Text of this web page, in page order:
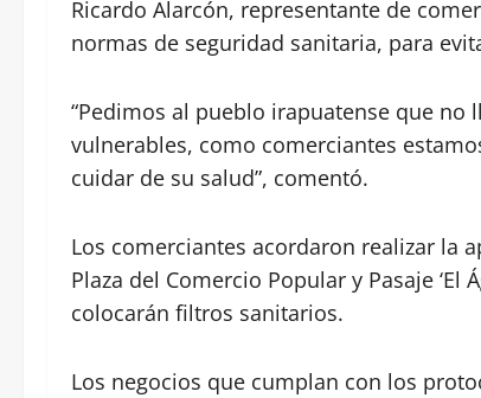
Ricardo Alarcón, representante de
normas de seguridad sanitaria, para
“Pedimos al pueblo irapuatense que
vulnerables, como comerciantes
cuidar de su salud”, comentó.
Los comerciantes acordaron realizar la
Plaza del Comercio Popular y Pasaje
colocarán filtros sanitarios.
Los negocios que cumplan con los